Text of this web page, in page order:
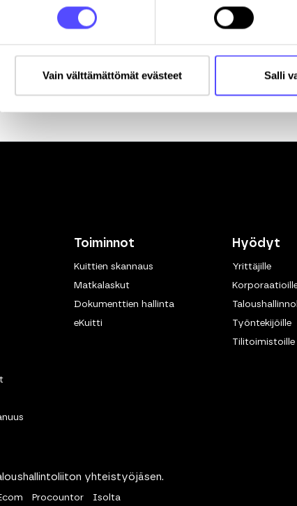
Vain välttämättömät evästeet Salli
Rekisteröitymällä
Toiminnot
Kuittien skannaus
Matkalaskut
Dokumenttien hallinta
eKuitti
Hyödyt
Yrittäjille
Työntekijöille
Tilitoimistoille
yhteistyöjäsen.
Procountor Isolta